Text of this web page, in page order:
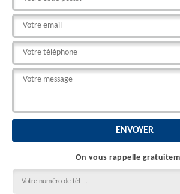
On vous rappelle